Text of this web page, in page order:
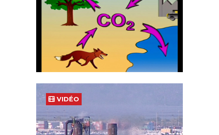
VIDÉO